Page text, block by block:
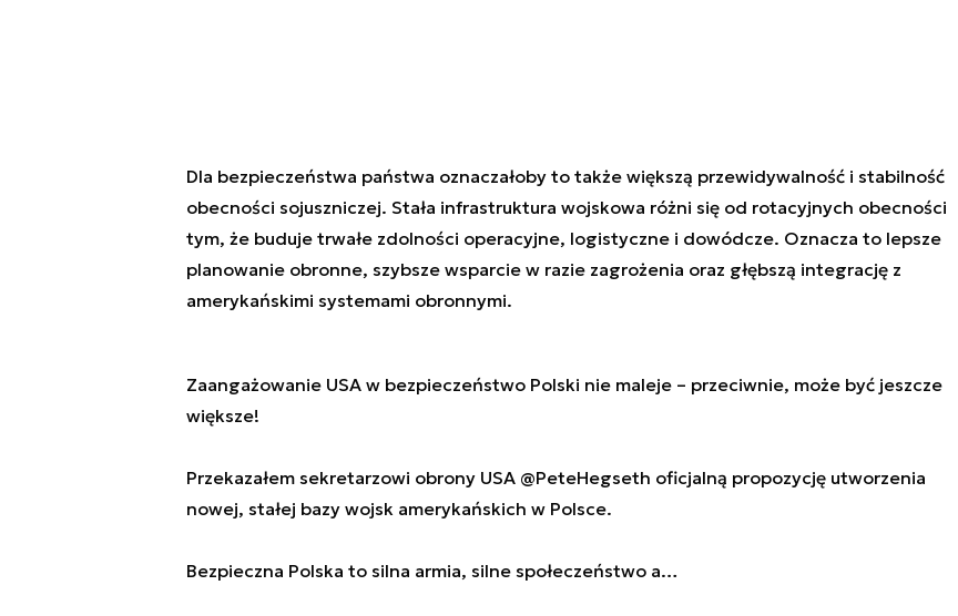
Dla bezpieczeństwa państwa oznaczałoby to także większą przewidywalność i stabilność
obecności sojuszniczej. Stała infrastruktura wojskowa różni się od rotacyjnych obecności
tym, że buduje trwałe zdolności operacyjne, logistyczne i dowódcze. Oznacza to lepsze
planowanie obronne, szybsze wsparcie w razie zagrożenia oraz głębszą integrację z
amerykańskimi systemami obronnymi.
Zaangażowanie USA w bezpieczeństwo Polski nie maleje – przeciwnie, może być jeszcze
większe!
Przekazałem sekretarzowi obrony USA @PeteHegseth oficjalną propozycję utworzenia
nowej, stałej bazy wojsk amerykańskich w Polsce.
Bezpieczna Polska to silna armia, silne społeczeństwo a…